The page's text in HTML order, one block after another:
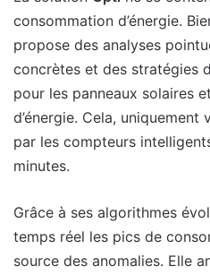
consommation d’énergie.
propose des analyses
concrètes et des stratégies
pour les panneaux solaires
d’énergie. Cela,
par les compteurs
minutes.
Grâce à ses algorithmes
temps réel les pics de
source des anomalies. Elle